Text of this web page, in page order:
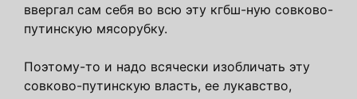
ввергал сам себя во всю эту кгбш-ную совково-
путинскую мясорубку.
Поэтому-то и надо всячески изобличать эту
совково-путинскую власть, ее лукавство,